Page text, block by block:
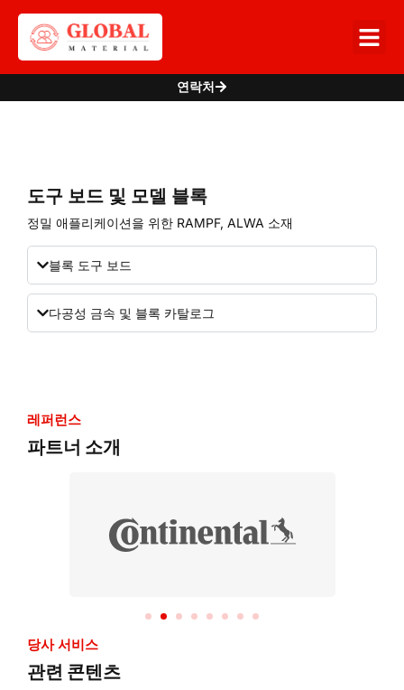
연락처
도구 보드 및 모델 블록
정밀 애플리케이션을 위한 RAMPF, ALWA 소재
블록 도구 보드
다공성 금속 및 블록 카탈로그
레퍼런스
파트너 소개
당사 서비스
관련 콘텐츠